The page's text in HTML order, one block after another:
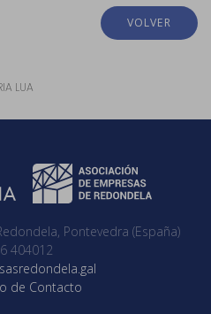
VOLVER
LUA
Pontevedra (España)
404012
de Contacto